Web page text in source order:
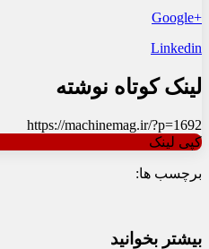
+Google
Linkedin
لینک کوتاه نوشته
https://machinemag.ir/?p=1692
کپی لینک
برچسب ها:
بیشتر بخوانید